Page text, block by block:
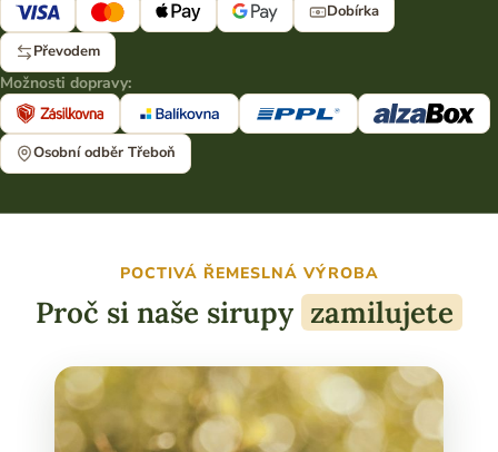
Dobírka
Převodem
Možnosti dopravy:
Osobní odběr Třeboň
POCTIVÁ ŘEMESLNÁ VÝROBA
Proč si naše sirupy zamilujete